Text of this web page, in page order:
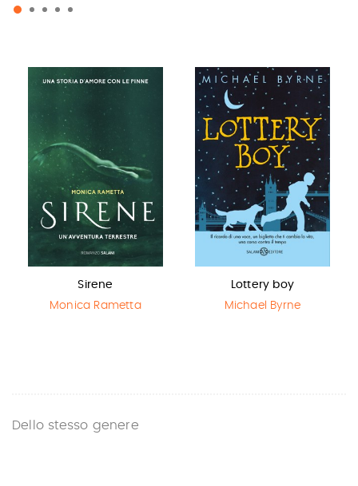
Sirene
Monica Rametta
Lottery boy
Michael Byrne
Dello stesso genere